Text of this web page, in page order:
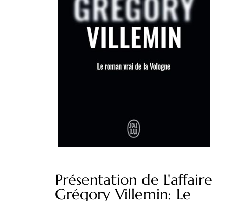
Présentation de L'affaire
Grégory Villemin: Le